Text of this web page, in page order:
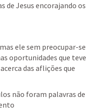
de Jesus encorajando os
ele sem preocupar-se
oportunidades que teve
das aflições que
não foram palavras de